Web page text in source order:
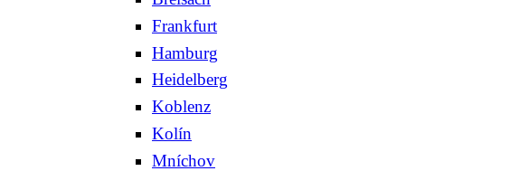
Frankfurt
Hamburg
Heidelberg
Koblenz
Kolín
Mníchov